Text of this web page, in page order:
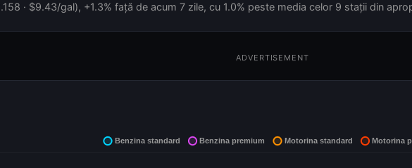
· $9.43/gal), +1.3% față de acum 7 zile, cu 1.0% peste media celor 9 stații din
ADVERTISEMENT